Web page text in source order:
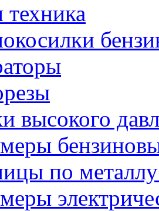
техника
высокого
по металлу